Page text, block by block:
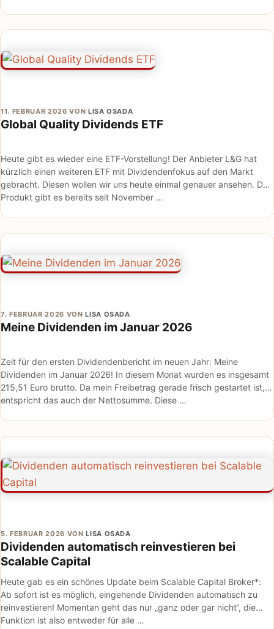
Global Quality Dividends ETF
11. FEBRUAR 2026 VON LISA OSADA
Heute gibt es wieder eine ETF-Vorstellung! Der Anbieter L&G hat
kürzlich einen weiteren ETF mit Dividendenfokus auf den Markt
gebracht. Diesen wollen wir uns heute einmal genauer ansehen. Das
Produkt gibt es bereits seit November …
Meine Dividenden im Januar 2026
7. FEBRUAR 2026 VONLISA OSADA
Zeit für den ersten Dividendenbericht im neuen Jahr: Meine
Dividenden im Januar 2026! In diesem Monat wurden es insgesamt
215,51 Euro brutto. Da mein Freibetrag gerade frisch gestartet ist,
entspricht das auch der Nettosumme. Diese …
Dividenden automatisch reinvestieren bei
Scalable Capital
5. FEBRUAR 2026 VONLISA OSADA
Heute gab es ein schönes Update beim Scalable Capital Broker*:
Ab sofort ist es möglich, eingehende Dividenden automatisch zu
reinvestieren! Momentan geht das nur „ganz oder gar nicht“, die
Funktion ist also entweder für alle …